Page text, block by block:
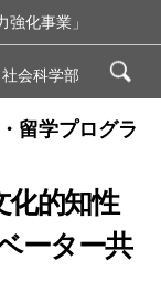
化事業」
社会科学部
留学プログラ
化的知性
ーター共